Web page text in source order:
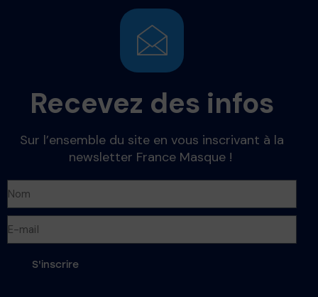
Recevez des infos
Sur l’ensemble du site en vous inscrivant à la
newsletter France Masque !
S'inscrire